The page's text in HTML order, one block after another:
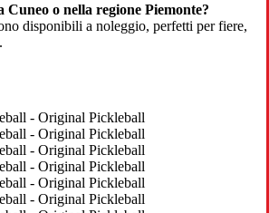
Cuneo o nella regione Piemonte?
disponibili a noleggio, perfetti per fiere,